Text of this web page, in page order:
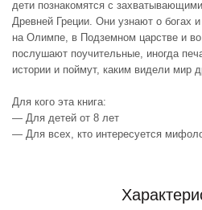
дети познакомятся с
Древней Греции. Они узнают о богах
на Олимпе, в Подземном царстве и во
послушают поучительные, иногда
истории и поймут, каким видели мир
Для кого эта книга:
— Для детей от 8 лет
— Для всех, кто интересуется